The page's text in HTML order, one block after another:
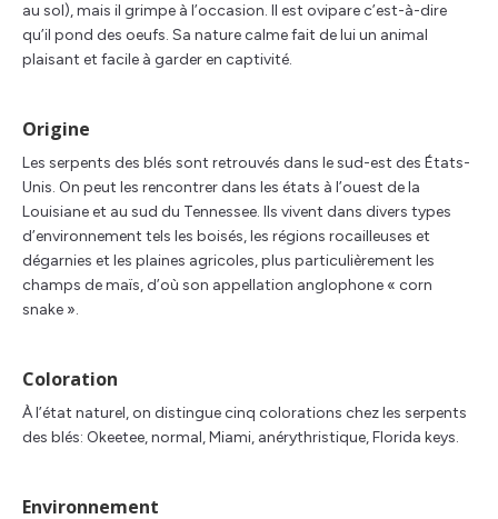
au sol), mais il grimpe à l’occasion. Il est ovipare c’est-à-dire
qu’il pond des oeufs. Sa nature calme fait de lui un animal
plaisant et facile à garder en captivité.
Origine
Les serpents des blés sont retrouvés dans le sud-est des États-
Unis. On peut les rencontrer dans les états à l’ouest de la
Louisiane et au sud du Tennessee. Ils vivent dans divers types
d’environnement tels les boisés, les régions rocailleuses et
dégarnies et les plaines agricoles, plus particulièrement les
champs de maïs, d’où son appellation anglophone « corn
snake ».
Coloration
À l’état naturel, on distingue cinq colorations chez les serpents
des blés: Okeetee, normal, Miami, anérythristique, Florida keys.
Environnement